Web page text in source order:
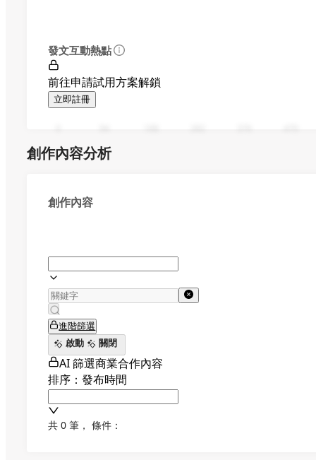
發文互動熱點
前往申請試用方案解鎖
立即註冊
創作內容分析
創作內容
進階篩選
啟動
關閉
AI 篩選商業合作內容
排序：發布時間
共 0 筆 ， 條件：